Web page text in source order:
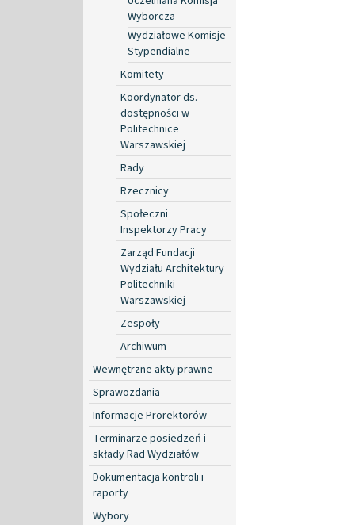
Wyborcza
Wydziałowe Komisje
Stypendialne
Komitety
Koordynator ds.
dostępności w
Politechnice
Warszawskiej
Rady
Rzecznicy
Społeczni
Inspektorzy Pracy
Zarząd Fundacji
Wydziału Architektury
Politechniki
Warszawskiej
Zespoły
Archiwum
Wewnętrzne akty prawne
Sprawozdania
Informacje Prorektorów
Terminarze posiedzeń i
składy Rad Wydziałów
Dokumentacja kontroli i
raporty
Wybory